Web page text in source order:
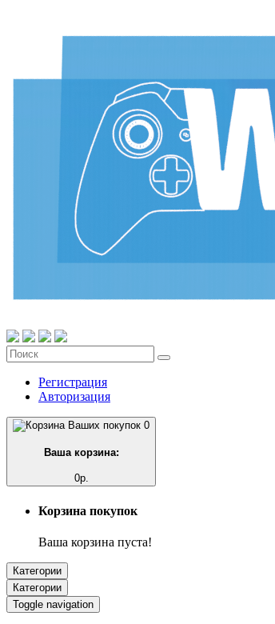
Регистрация
Авторизация
0
Ваша корзина:
0р.
Корзина покупок
Ваша корзина пуста!
Категории
Категории
Toggle navigation